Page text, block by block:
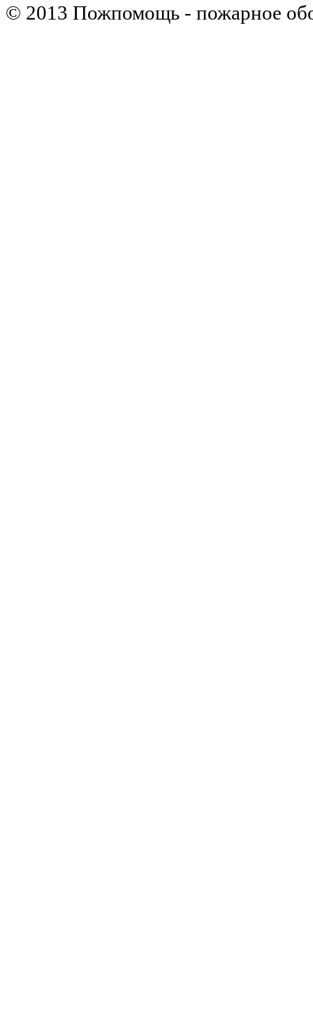
© 2013 Пожпомощь - пожарное